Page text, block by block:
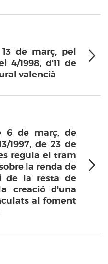
de març, pel
4/1998, d'11 de
valencià
6 de març, de
1997, de 23 de
regula el tram
la renda de
de la resta de
creació d'una
al foment